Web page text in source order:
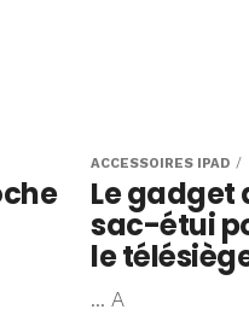
ACCESSOIRES IPAD
Le gadget
sac-étui
le
... A